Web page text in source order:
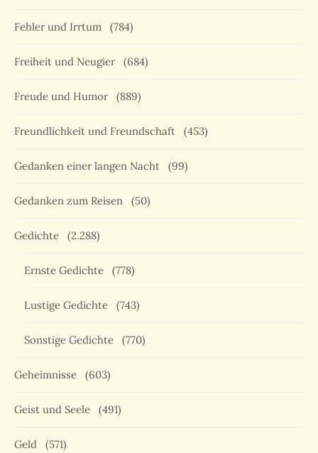
Fehler und Irrtum (784)
Freiheit und Neugier (684)
Freude und Humor (889)
Freundlichkeit und Freundschaft (453)
Gedanken einer langen Nacht (99)
Gedanken zum Reisen (50)
Gedichte (2.288)
Ernste Gedichte (778)
Lustige Gedichte (743)
Sonstige Gedichte (770)
Geheimnisse (603)
Geist und Seele (491)
Geld (571)